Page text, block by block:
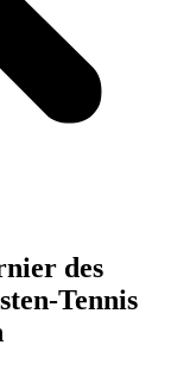
des
Tennis